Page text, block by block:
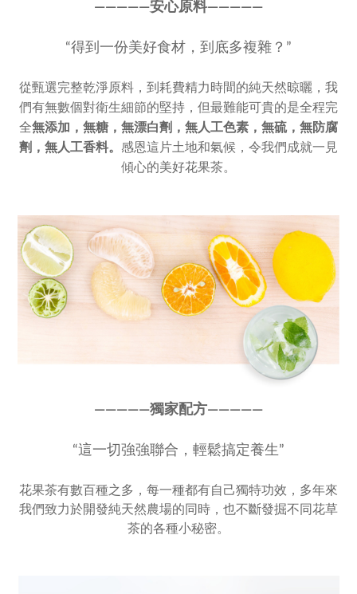
—————安心原料—————
“得到一份美好食材，到底多複雜？”
從甄選完整乾淨原料，到耗費精力時間的純天然晾曬，我
們有無數個對衛生細節的堅持，但最難能可貴的是全程完
全無添加， 無糖，無漂白劑，無人工色素， 無硫，無防腐
劑，無人工香料。 感恩這片土地和氣候，令我們成就一見
傾心的美好花果茶。
—————獨家配方—————
“這一切強強聯合，輕鬆搞定養生”
花果茶有數百種之多，每一種都有自己獨特功效，多年來
我們致力於開發純天然農場的同時，也不斷發掘不同花草
茶的各種小秘密。